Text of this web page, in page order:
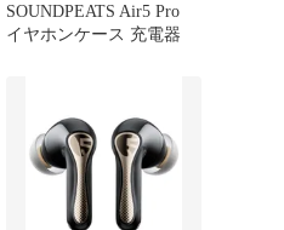
SOUNDPEATS Air5 Pro
イヤホンケース 充電器